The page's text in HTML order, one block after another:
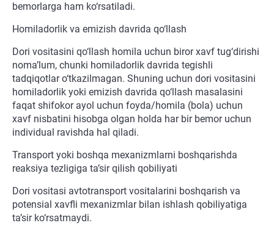
bemorlarga ham ko‘rsatiladi.
Homiladorlik va emizish davrida qo‘llash
Dori vositasini qo‘llash homila uchun biror xavf tug‘dirishi
noma’lum, chunki homiladorlik davrida tegishli
tadqiqotlar o‘tkazilmagan. Shuning uchun dori vositasini
homiladorlik yoki emizish davrida qo‘llash masalasini
faqat shifokor ayol uchun foyda/homila (bola) uchun
xavf nisbatini hisobga olgan holda har bir bemor uchun
individual ravishda hal qiladi.
Transport yoki boshqa mexanizmlarni boshqarishda
reaksiya tezligiga ta’sir qilish qobiliyati
Dori vositasi avtotransport vositalarini boshqarish va
potensial xavfli mexanizmlar bilan ishlash qobiliyatiga
ta’sir ko‘rsatmaydi.